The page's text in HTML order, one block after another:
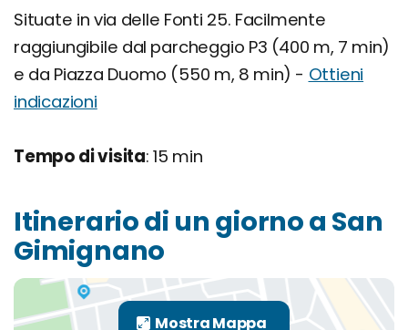
Situate in via delle Fonti 25. Facilmente
raggiungibile dal parcheggio P3 (400 m, 7 min)
e da Piazza Duomo (550 m, 8 min) - Ottieni
indicazioni
Tempo di visita: 15 min
Itinerario di un giorno a San
Gimignano